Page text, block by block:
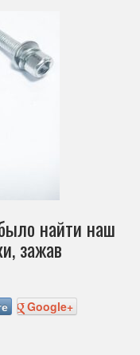
найти наш
зажав
Google+